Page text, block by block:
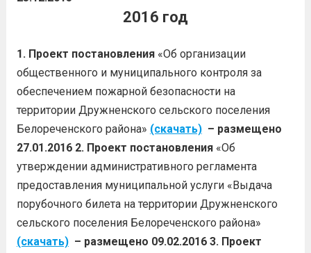
2016 год
1. Проект постановления«Об организации
общественного и муниципального контроля за
обеспечением пожарной безопасности на
территории Дружненского сельского поселения
Белореченского района» (скачать)– размещено
27.01.2016 2. Проект постановления«Об
утверждении административного регламента
предоставления муниципальной услуги «Выдача
порубочного билета на территории Дружненского
сельского поселения Белореченского района»
(скачать)– размещено 09.02.2016 3. Проект